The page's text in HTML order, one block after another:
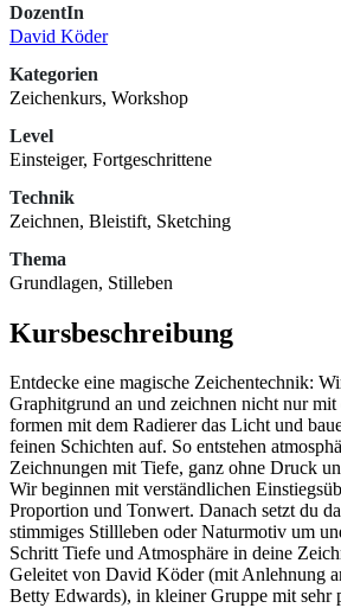
DozentIn
David Köder
Kategorien
Zeichenkurs, Workshop
Level
Einsteiger, Fortgeschrittene
Technik
Zeichnen, Bleistift, Sketching
Thema
Grundlagen, Stilleben
Kursbeschreibung
Entdecke eine magische Zeichentechnik:
Graphitgrund an und zeichnen nicht nur
formen mit dem Radierer das Licht und
feinen Schichten auf. So entstehen
Zeichnungen mit Tiefe, ganz ohne Druck
Wir beginnen mit verständlichen
Proportion und Tonwert. Danach setzt du
stimmiges Stillleben oder Naturmotiv um
Schritt Tiefe und Atmosphäre in deine
Geleitet von David Köder (mit Anlehnung
Betty Edwards), in kleiner Gruppe mit sehr